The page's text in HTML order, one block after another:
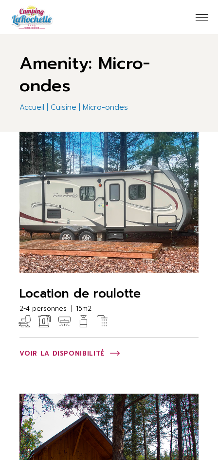
the
content
Amenity: Micro-
ondes
Accueil Cuisine Micro-ondes
Location de roulotte
2-4 personnes 15m2
VOIR LA DISPONIBILITÉ